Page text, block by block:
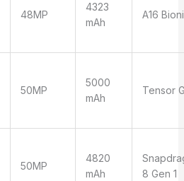
48MP
4323
mAh
A16
50MP
5000
mAh
Tensor
50MP
4820
mAh
8 Gen 1